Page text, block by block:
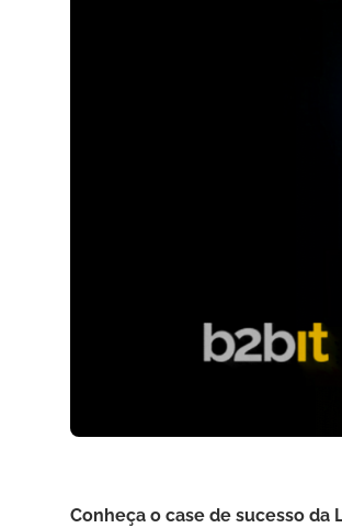
Conheça o case de sucesso da